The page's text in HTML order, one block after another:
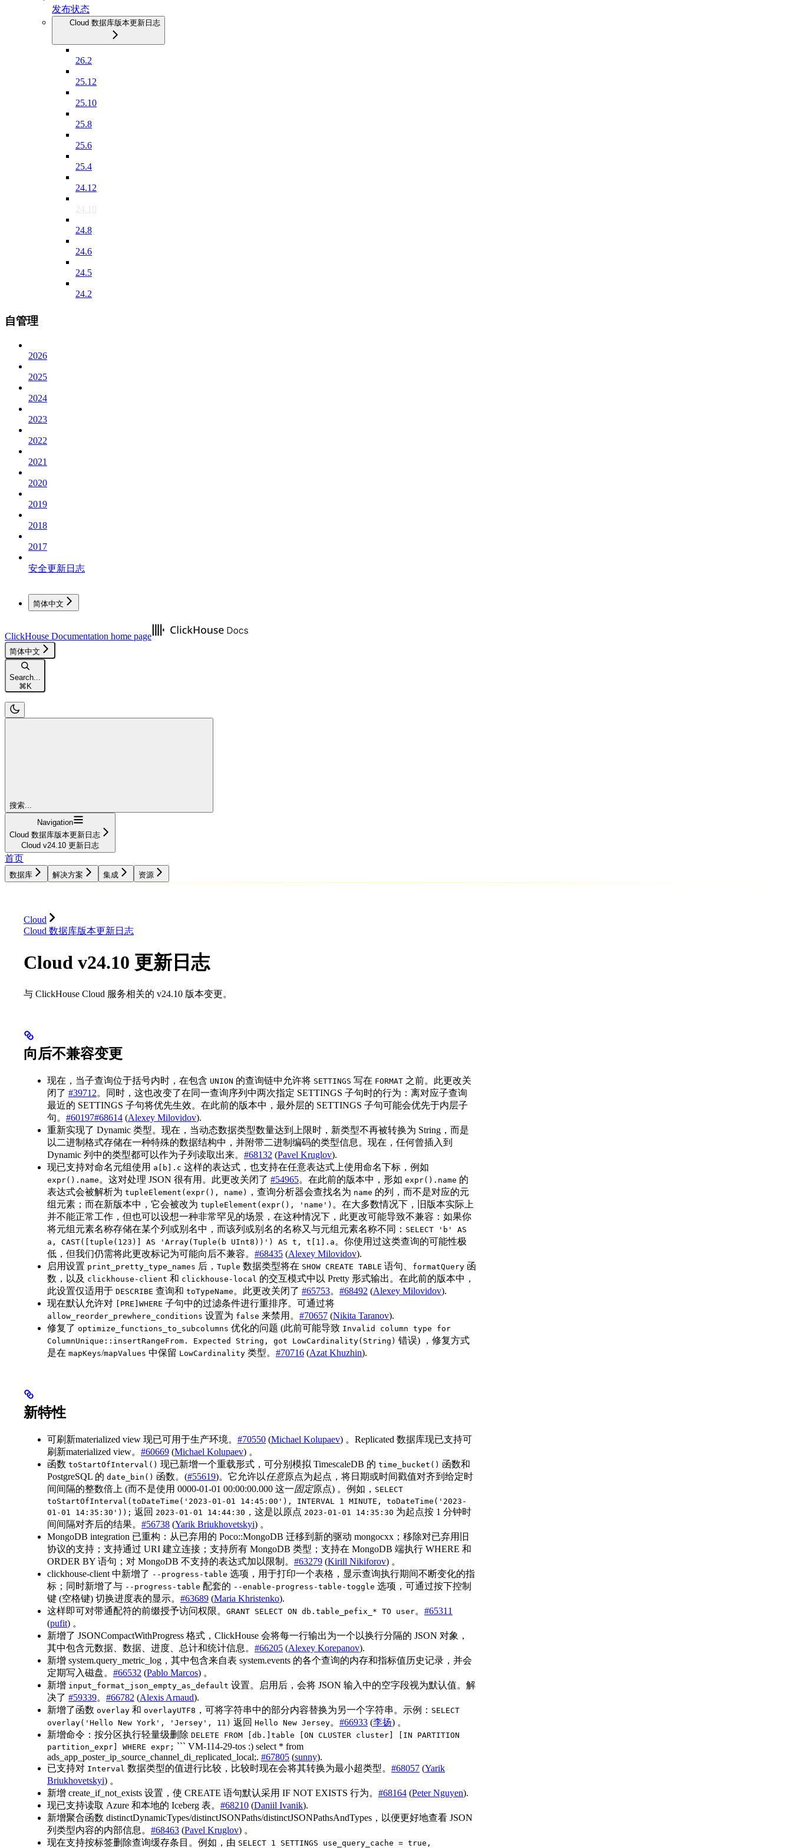
发布状态
Cloud 数据库版本更新日志
26.2
25.12
25.10
25.8
25.6
25.4
24.12
24.10
24.8
24.6
24.5
24.2
自管理
2026
2025
2024
2023
2022
2021
2020
2019
2018
2017
安全更新日志
简体中文
ClickHouse Documentation home page
简体中文
Search...
⌘K
搜索...
Navigation
Cloud 数据库版本更新日志
Cloud v24.10 更新日志
首页
数据库 解决方案 集成 资源
Cloud
Cloud 数据库版本更新日志
Cloud v24.10 更新日志
与 ClickHouse Cloud 服务相关的 v24.10 版本变更。
向后不兼容变更
现在，当子查询位于括号内时，在包含 UNION 的查询链中允许将 SETTINGS 写在 FORMAT 之前。此更改关
闭了 #39712。同时，这也改变了在同一查询序列中两次指定 SETTINGS 子句时的行为：离对应子查询
最近的 SETTINGS 子句将优先生效。在此前的版本中，最外层的 SETTINGS 子句可能会优先于内层子
句。 #60197#68614 (Alexey Milovidov).
重新实现了 Dynamic 类型。现在，当动态数据类型数量达到上限时，新类型不再被转换为 String，而是
以二进制格式存储在一种特殊的数据结构中，并附带二进制编码的类型信息。现在，任何曾插入到
Dynamic 列中的类型都可以作为子列读取出来。 #68132 (Pavel Kruglov).
现已支持对命名元组使用 a[b].c 这样的表达式，也支持在任意表达式上使用命名下标，例如
expr().name 。这对处理 JSON 很有用。此更改关闭了 #54965。在此前的版本中，形如 expr().name 的
表达式会被解析为 tupleElement(expr(), name) ，查询分析器会查找名为 name 的列，而不是对应的元
组元素；而在新版本中，它会被改为 tupleElement(expr(), 'name') 。在大多数情况下，旧版本实际上
并不能正常工作，但也可以设想一种非常罕见的场景，在这种情况下，此更改可能导致不兼容：如果你
将元组元素名称存储在某个列或别名中，而该列或别名的名称又与元组元素名称不同： SELECT 'b' AS
a, CAST([tuple(123)] AS 'Array(Tuple(b UInt8))') AS t, t[1].a 。你使用过这类查询的可能性极
低，但我们仍需将此更改标记为可能向后不兼容。 #68435 (Alexey Milovidov).
启用设置 print_pretty_type_names 后， Tuple 数据类型将在 SHOW CREATE TABLE 语句、 formatQuery 函
数，以及 clickhouse-client 和 clickhouse-local 的交互模式中以 Pretty 形式输出。在此前的版本中，
此设置仅适用于 DESCRIBE 查询和 toTypeName 。此更改关闭了 #65753。 #68492 (Alexey Milovidov).
现在默认允许对
[PRE]WHERE 子句中的过滤条件进行重排序。可通过将
allow_reorder_prewhere_conditions 设置为 false 来禁用。 #70657 (Nikita Taranov).
修复了 optimize_functions_to_subcolumns 优化的问题 (此前可能导致 Invalid column type for
ColumnUnique::insertRangeFrom. Expected String, got LowCardinality(String) 错误) ，修复方式
是在 mapKeys/mapValues 中保留 LowCardinality 类型。 #70716 (Azat Khuzhin).
新特性
可刷新materialized view 现已可用于生产环境。 #70550 (Michael Kolupaev) 。Replicated 数据库现已支持可
刷新materialized view。 #60669 (Michael Kolupaev) 。
函数 toStartOfInterval() 现已新增一个重载形式，可分别模拟 TimescaleDB 的 time_bucket() 函数和
PostgreSQL 的 date_bin() 函数。(#55619)。它允许以任意原点为起点，将日期或时间戳值对齐到给定时
间间隔的整数倍上 (而不是使用 0000-01-01 00:00:00.000 这一固定原点) 。例如， SELECT
toStartOfInterval(toDateTime('2023-01-01 14:45:00'), INTERVAL 1 MINUTE, toDateTime('2023-
01-01 14:35:30')); 返回 2023-01-01 14:44:30 ，这是以原点 2023-01-01 14:35:30 为起点按 1 分钟时
间间隔对齐后的结果。 #56738 (Yarik Briukhovetskyi) 。
MongoDB integration 已重构：从已弃用的 Poco::MongoDB 迁移到新的驱动 mongocxx；移除对已弃用旧
协议的支持；支持通过 URI 建立连接；支持所有 MongoDB 类型；支持在 MongoDB 端执行 WHERE 和
ORDER BY 语句；对 MongoDB 不支持的表达式加以限制。 #63279 (Kirill Nikiforov) 。
clickhouse-client 中新增了 --progress-table 选项，用于打印一个表格，显示查询执行期间不断变化的指
标；同时新增了与 --progress-table 配套的 --enable-progress-table-toggle 选项，可通过按下控制
键 (空格键) 切换进度表的显示。 #63689 (Maria Khristenko).
这样即可对带通配符的前缀授予访问权限。 GRANT SELECT ON db.table_pefix_* TO user。 #65311
(pufit) 。
新增了 JSONCompactWithProgress 格式，ClickHouse 会将每一行输出为一个以换行分隔的 JSON 对象，
其中包含元数据、数据、进度、总计和统计信息。 #66205 (Alexey Korepanov).
新增 system.query_metric_log，其中包含来自表 system.events 的各个查询的内存和指标值历史记录，并会
定期写入磁盘。 #66532 (Pablo Marcos) 。
新增 input_format_json_empty_as_default 设置。启用后，会将 JSON 输入中的空字段视为默认值。解
决了 #59339。 #66782 (Alexis Arnaud).
新增了函数 overlay 和 overlayUTF8 ，可将字符串中的部分内容替换为另一个字符串。示例： SELECT
overlay('Hello New York', 'Jersey', 11) 返回 Hello New Jersey。 #66933 (李扬) 。
新增命令：按分区执行轻量级删除 DELETE FROM [db.]table [ON CLUSTER cluster] [IN PARTITION
partition_expr] WHERE expr; ``` VM-114-29-tos :) select * from
ads_app_poster_ip_source_channel_di_replicated_local;. #67805 (sunny).
已支持对 Interval 数据类型的值进行比较，比较时现在会将其转换为最小超类型。 #68057 (Yarik
Briukhovetskyi) 。
新增 create_if_not_exists 设置，使 CREATE 语句默认采用 IF NOT EXISTS 行为。 #68164 (Peter Nguyen).
现已支持读取 Azure 和本地的 Iceberg 表。 #68210 (Daniil Ivanik).
新增聚合函数 distinctDynamicTypes/distinctJSONPaths/distinctJSONPathsAndTypes，以便更好地查看 JSON
列类型内容的内部信息。 #68463 (Pavel Kruglov) 。
现在支持按标签删除查询缓存条目。例如，由 SELECT 1 SETTINGS use_query_cache = true,